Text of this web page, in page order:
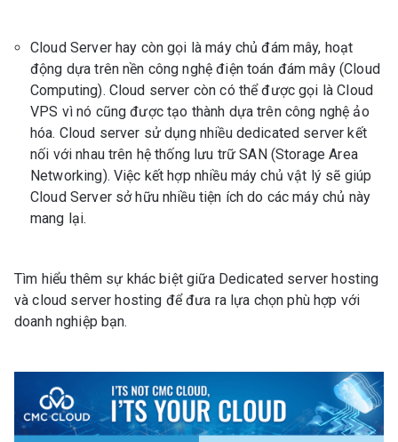
Cloud Server hay còn gọi là máy chủ đám mây, hoạt
động dựa trên nền công nghệ điện toán đám mây (Cloud
Computing). Cloud server còn có thể được gọi là Cloud
VPS vì nó cũng được tạo thành dựa trên công nghệ ảo
hóa. Cloud server sử dụng nhiều dedicated server kết
nối với nhau trên hệ thống lưu trữ SAN (Storage Area
Networking). Việc kết hợp nhiều máy chủ vật lý sẽ giúp
Cloud Server sở hữu nhiều tiện ích do các máy chủ này
mang lại.
Tìm hiểu thêm sự khác biệt giữa Dedicated server hosting
và cloud server hosting để đưa ra lựa chọn phù hợp với
doanh nghiệp bạn.